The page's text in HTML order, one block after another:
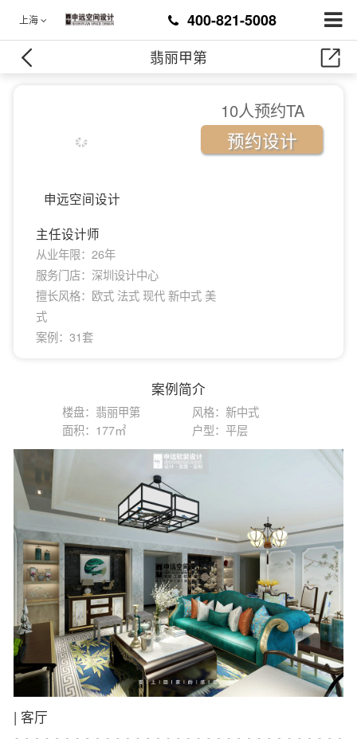
上海
400-821-5008
翡丽甲第
申远空间设计
主任设计师
从业年限：26年
服务门店：深圳设计中心
擅长风格：欧式 法式 现代 新中式 美
式
案例：31套
10人预约TA
预约设计
案例简介
楼盘：翡丽甲第
风格：新中式
面积：177㎡
户型：平层
| 客厅